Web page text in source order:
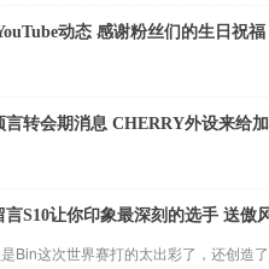
动态 感谢粉丝们的生日祝福
言转会期消息 CHERRY外设来给
言S10让你印象最深刻的选手 送傲
Bin这次世界赛打的太出彩了，还创造